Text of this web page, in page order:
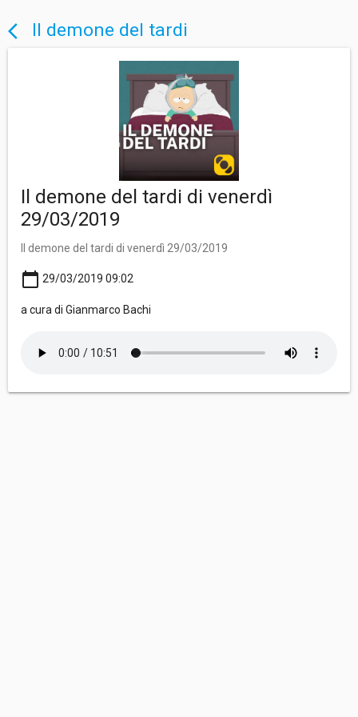
arrow_back_ios Il demone del tardi
Il demone del tardi di venerdì
29/03/2019
Il demone del tardi di venerdì 29/03/2019
calendar_today 29/03/2019 09:02
a cura di Gianmarco Bachi